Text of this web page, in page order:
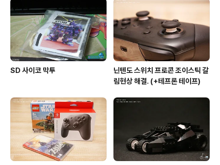
SD 사이코 막투
닌텐도 스위치 프로콘 조이스틱 갈
림현상 해결. (+테프론 테이프)